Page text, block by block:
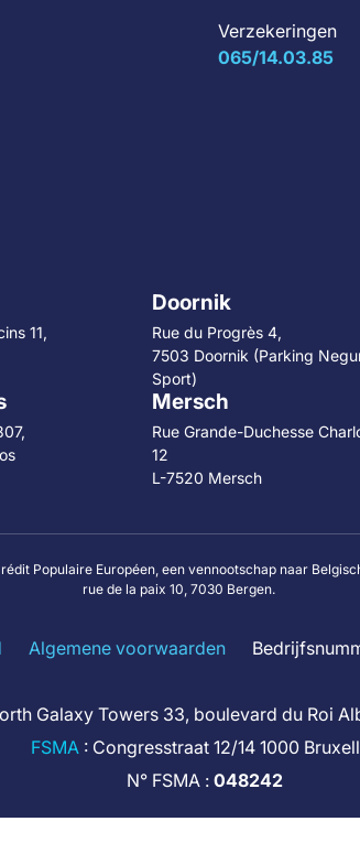
Verzekeringen
065/14.03.85
11,
Doornik
Rue du Progrès 4,
7503 Doornik (Parking
Sport)
Mersch
Rue Grande-Duchesse
12
L-7520 Mersch
Populaire Européen, een vennootschap naar
rue de la paix 10, 7030 Bergen.
Algemene voorwaarden
Galaxy Towers 33, boulevard du Roi
FSMA : Congresstraat 12/14 1000
N° FSMA : 048242